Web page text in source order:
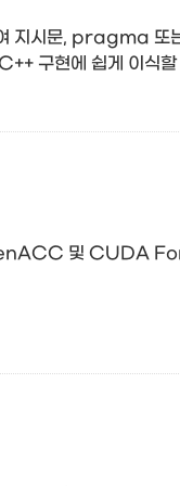
지시문, pragma 또
구현에 쉽게 이식할
및 CUDA